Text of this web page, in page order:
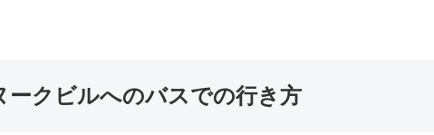
ークビルへのバスでの行き方